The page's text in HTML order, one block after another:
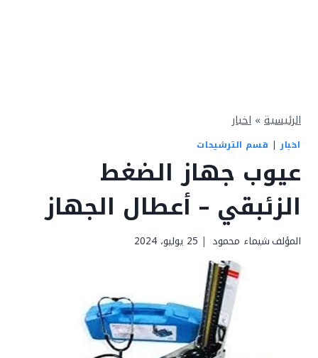
الرئيسية » اخبار
اخبار| قسم الترشيحات
عيوب جهاز الضغط
الزئبقي – أعطال الجهاز
المؤلفشيماء محمود 25 يوليو، 2024